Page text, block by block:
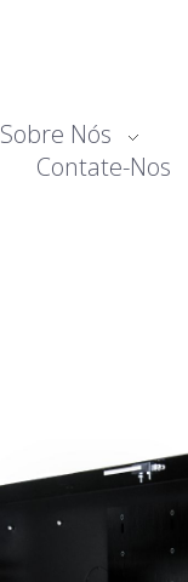
Sobre Nós
Contate-Nos